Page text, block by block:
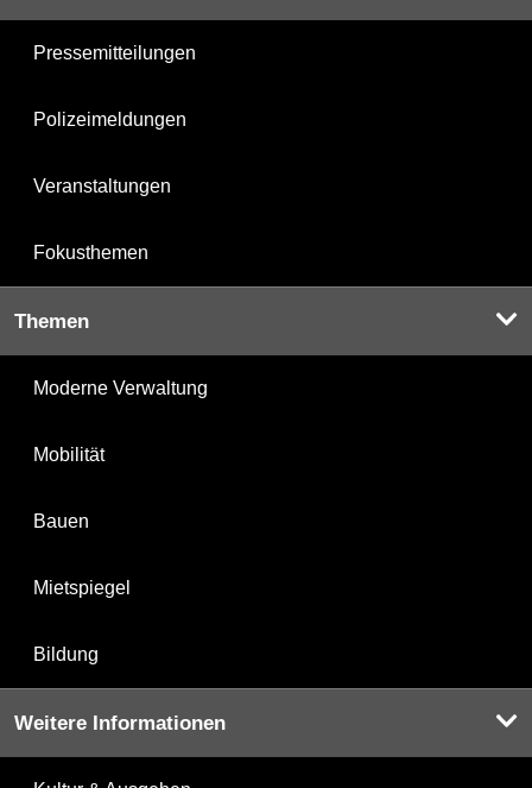
Pressemitteilungen
Polizeimeldungen
Veranstaltungen
Fokusthemen
Themen
Moderne Verwaltung
Mobilität
Bauen
Mietspiegel
Bildung
Weitere Informationen